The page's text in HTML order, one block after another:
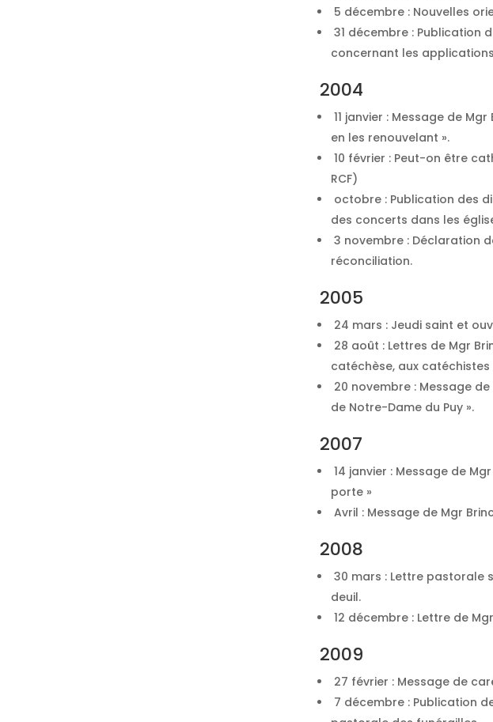
5 décembre : Nouvelles
31 décembre : Publication
concernant les
2004
11 janvier : Message de
en les renouvelant ».
10 février : Peut-on être
RCF)
octobre : Publication des
des concerts dans les
3 novembre : Déclaration
réconciliation.
2005
24 mars : Jeudi saint et
28 août : Lettres de Mgr
catéchèse, aux
20 novembre : Message
de Notre-Dame du Puy ».
2007
14 janvier : Message de
porte »
Avril : Message de Mgr
2008
30 mars : Lettre pastorale
deuil.
12 décembre : Lettre de
2009
27 février : Message de
7 décembre : Publication